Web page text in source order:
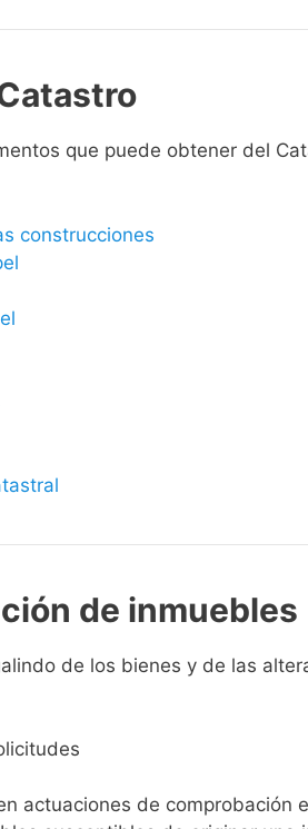
que puede obtener del
construcciones
de inmuebles
de los bienes y de las
actuaciones de comprobación